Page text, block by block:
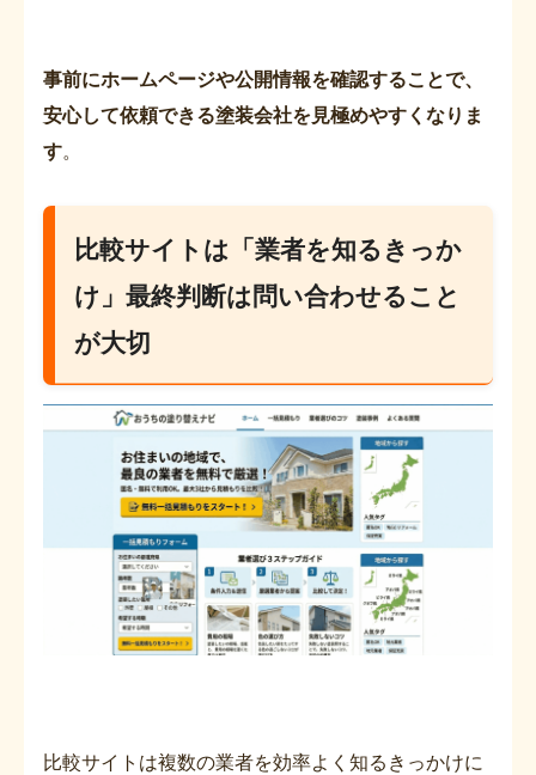
事前にホームページや公開情報を確認することで、
安心して依頼できる塗装会社を見極めやすくなりま
す。
比較サイトは「業者を知るきっか
け」最終判断は問い合わせること
が大切
比較サイトは複数の業者を効率よく知るきっかけに